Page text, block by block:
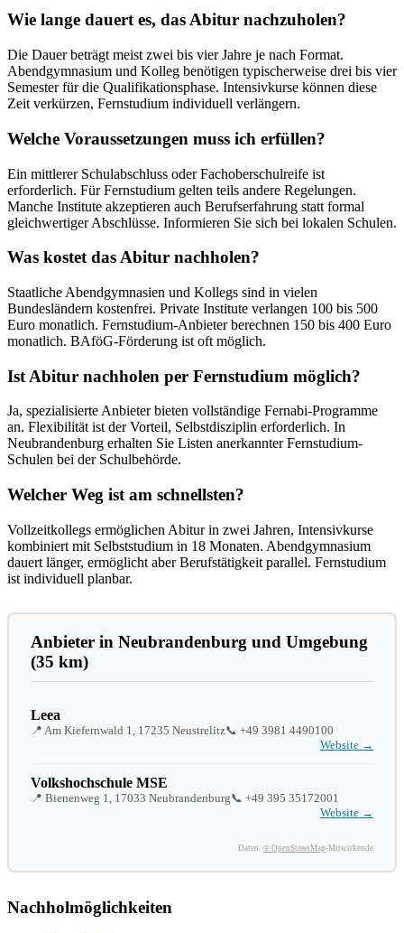
Wie lange dauert es, das Abitur nachzuholen?
Die Dauer beträgt meist zwei bis vier Jahre je nach Format.
Abendgymnasium und Kolleg benötigen typischerweise drei bis vier
Semester für die Qualifikationsphase. Intensivkurse können diese
Zeit verkürzen, Fernstudium individuell verlängern.
Welche Voraussetzungen muss ich erfüllen?
Ein mittlerer Schulabschluss oder Fachoberschulreife ist
erforderlich. Für Fernstudium gelten teils andere Regelungen.
Manche Institute akzeptieren auch Berufserfahrung statt formal
gleichwertiger Abschlüsse. Informieren Sie sich bei lokalen Schulen.
Was kostet das Abitur nachholen?
Staatliche Abendgymnasien und Kollegs sind in vielen
Bundesländern kostenfrei. Private Institute verlangen 100 bis 500
Euro monatlich. Fernstudium-Anbieter berechnen 150 bis 400 Euro
monatlich. BAföG-Förderung ist oft möglich.
Ist Abitur nachholen per Fernstudium möglich?
Ja, spezialisierte Anbieter bieten vollständige Fernabi-Programme
an. Flexibilität ist der Vorteil, Selbstdisziplin erforderlich. In
Neubrandenburg erhalten Sie Listen anerkannter Fernstudium-
Schulen bei der Schulbehörde.
Welcher Weg ist am schnellsten?
Vollzeitkollegs ermöglichen Abitur in zwei Jahren, Intensivkurse
kombiniert mit Selbststudium in 18 Monaten. Abendgymnasium
dauert länger, ermöglicht aber Berufstätigkeit parallel. Fernstudium
ist individuell planbar.
Anbieter in Neubrandenburg und Umgebung
(35 km)
Leea
📍 Am Kiefernwald 1, 17235 Neustrelitz📞 +49 3981 4490100
Website →
Volkshochschule MSE
📍 Bienenweg 1, 17033 Neubrandenburg📞 +49 395 35172001
Website →
Daten: © OpenStreetMap-Mitwirkende
Nachholmöglichkeiten